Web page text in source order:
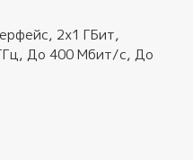
2x1 ГБит,
До 400 Мбит/с, До